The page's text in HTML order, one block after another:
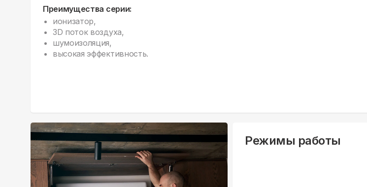
Преимущества серии:
ионизатор,
3D поток воздуха,
шумоизоляция,
высокая эффективность.
Режимы работы